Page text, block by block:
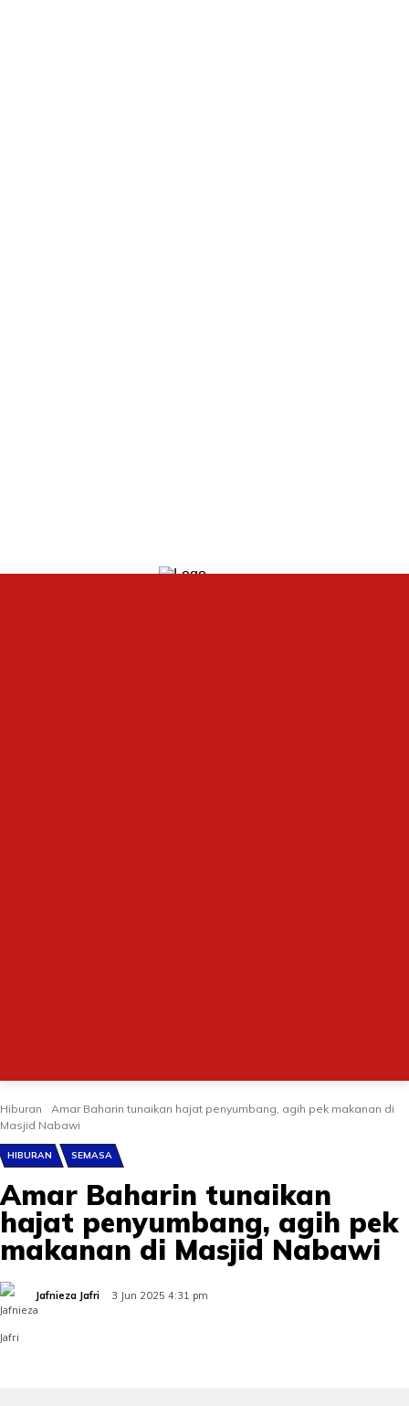
Hiburan
Amar Baharin tunaikan hajat penyumbang, agih pek makanan di
Masjid Nabawi
HIBURAN SEMASA
Amar Baharin tunaikan
hajat penyumbang, agih pek
makanan di Masjid Nabawi
Jafnieza Jafri 3 Jun 2025 4:31 pm